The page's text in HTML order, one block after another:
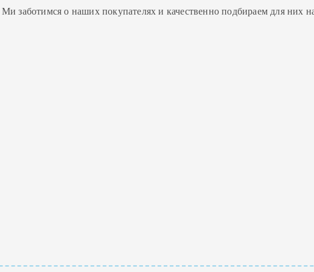
заботимся о наших покупателях и качественно подбираем для них